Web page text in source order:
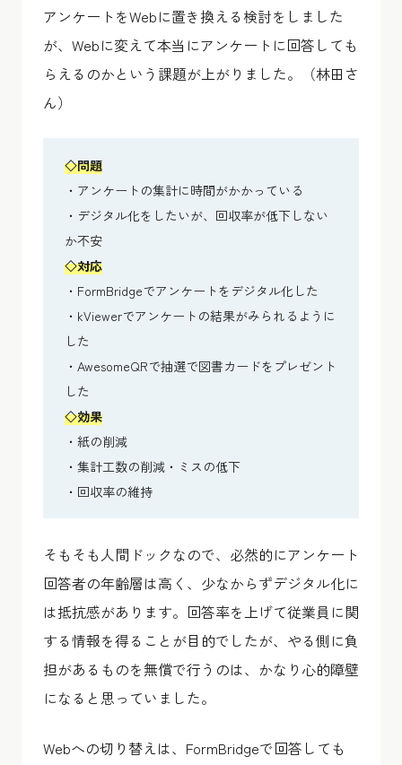
アンケートをWebに置き換える検討をしました
が、Webに変えて本当にアンケートに回答しても
らえるのかという課題が上がりました。（林田さ
ん）
◇問題
・アンケートの集計に時間がかかっている
・デジタル化をしたいが、回収率が低下しない
か不安
◇対応
・FormBridgeでアンケートをデジタル化した
・kViewerでアンケートの結果がみられるように
した
・AwesomeQRで抽選で図書カードをプレゼント
した
◇効果
・紙の削減
・集計工数の削減・ミスの低下
・回収率の維持
そもそも人間ドックなので、必然的にアンケート
回答者の年齢層は高く、少なからずデジタル化に
は抵抗感があります。回答率を上げて従業員に関
する情報を得ることが目的でしたが、やる側に負
担があるものを無償で行うのは、かなり心的障壁
になると思っていました。
Webへの切り替えは、FormBridgeで回答しても